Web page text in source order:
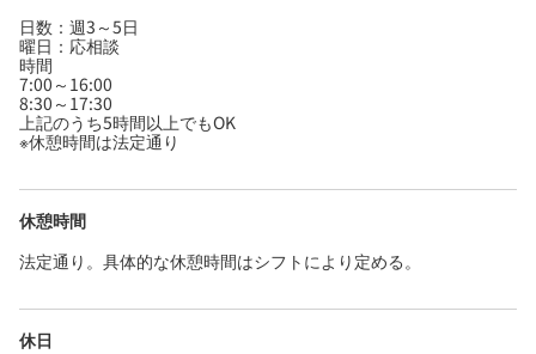
日数：週3～5日
曜日：応相談
時間
7:00～16:00
8:30～17:30
上記のうち5時間以上でもOK
※休憩時間は法定通り
休憩時間
法定通り。具体的な休憩時間はシフトにより定める。
休日